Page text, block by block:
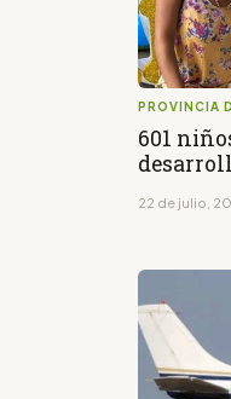
PROVINCIA
601
22 de julio,